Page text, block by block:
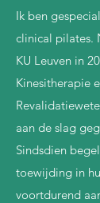
Ik ben
clinical pilates.
KU Leuven in
Kinesitherapie
aan de slag
Sindsdien
toewijding in
voortdurend